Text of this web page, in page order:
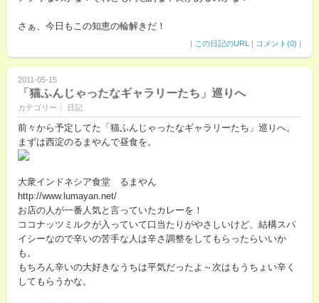
さぁ、今日もこの知恵の輪解きだ！
| この日記のURL | コメント(0) |
2011-05-15
「猫ふんじゃったなギャラリーたち」巡りへ
カテゴリー： 日記
前々から予定してた「猫ふんじゃったなギャラリーたち」巡りへ。
まずは西淀のるまやんで昼食を。
大衆インドネシア食堂 るまやん
http://www.lumayan.net/
お店の人が一番人気と言っていたカレーを！
ココナッツミルクが入っていて口当たりがやさしいけど、結構スパ
イシーなので辛いの苦手な人は辛さ調整をしてもらったらいいか
も。
もちろん辛いの大好きなうちは平気だったよ～次はもうちょい辛く
してもらうかな。